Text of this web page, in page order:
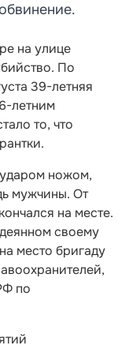
на улице
По
39-летняя
летним
то, что
ножом,
мужчины. От
на месте.
своему
место бригаду
по